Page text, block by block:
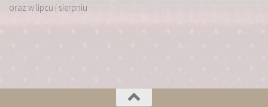
oraz w lipcu i sierpniu